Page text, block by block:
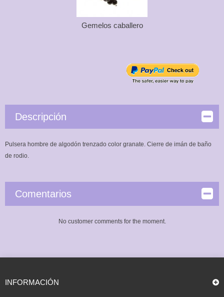
Gemelos caballero
Descripción
Pulsera hombre de algodón trenzado color granate. Cierre de imán de baño
de rodio.
Comentarios
No customer comments for the moment.
INFORMACIÓN